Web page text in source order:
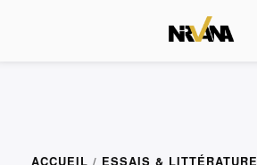
ACCUEIL / ESSAIS & LITTÉRATURE